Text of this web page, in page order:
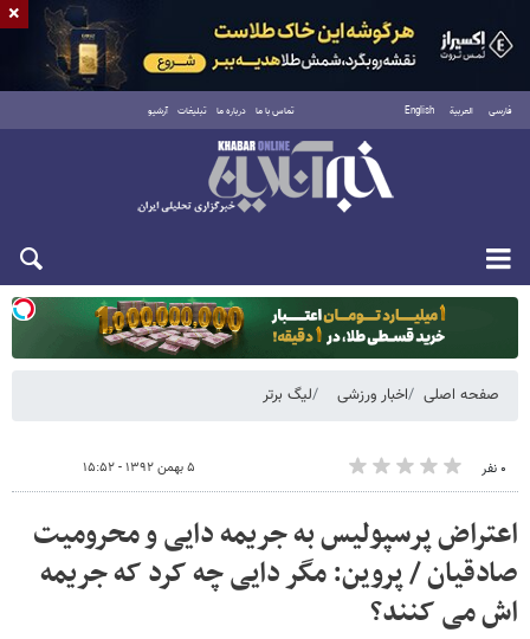
فارسی العربية English تماس با ما درباره ما تبلیغات آرشیو
یکشنبه ۱۸ مرداد ۱۴۰۵
صفحه اصلی اخبار ورزشی لیگ برتر
۰ نفر ۵ بهمن ۱۳۹۲ - ۱۵:۵۲
اعتراض پرسپولیس به جریمه دایی و محرومیت
صادقیان / پروین: مگر دایی چه کرد که جریمه
اش می کنند؟
×